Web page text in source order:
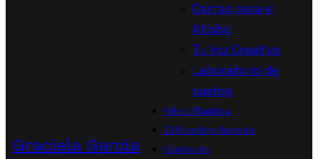
Graciela García
Cartas para el
Atisbo
Tu Voz Creativa
Laboratorio de
sueños
Obra Plástica
El Hombre Jazmín
Contacto